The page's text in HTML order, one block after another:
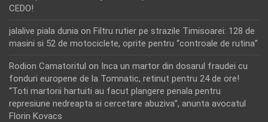
CEDO!
jalalive piala dunia on Filtru rutier pe strazile Timisoarei: 128 de
masini si 52 de motociclete, oprite pentru “controale de rutina”
Rodion Camatoritul on Inca un martor din dosarul fraudei cu
fonduri europene de la Tomnatic, retinut pentru 24 de ore!
“Toti martorii hartuiti au facut plangere penala pentru
represiune nedreapta si cercetare abuziva”, anunta avocatul
Florin Kovacs